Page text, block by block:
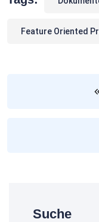
Feature Oriented
Suche